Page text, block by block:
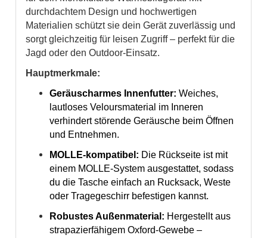
durchdachtem Design und hochwertigen
Materialien schützt sie dein Gerät zuverlässig und
sorgt gleichzeitig für leisen Zugriff – perfekt für die
Jagd oder den Outdoor-Einsatz.
Hauptmerkmale:
Geräuscharmes Innenfutter: Weiches,
lautloses Veloursmaterial im Inneren
verhindert störende Geräusche beim Öffnen
und Entnehmen.
MOLLE-kompatibel: Die Rückseite ist mit
einem MOLLE-System ausgestattet, sodass
du die Tasche einfach an Rucksack, Weste
oder Tragegeschirr befestigen kannst.
Robustes Außenmaterial: Hergestellt aus
strapazierfähigem Oxford-Gewebe –